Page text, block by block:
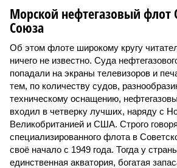
Морской нефтегазовый флот
Союза
Об этом флоте широкому кругу
ничего не известно. Суда
попадали на экраны телевизоров и
тем, по количеству судов,
техническому оснащению,
входил в четверку лучших, наряду с
Великобританией и США. Строго
специализированного флота в
своё начало с 1949 года. Тогда у
единственная акватория, богатая